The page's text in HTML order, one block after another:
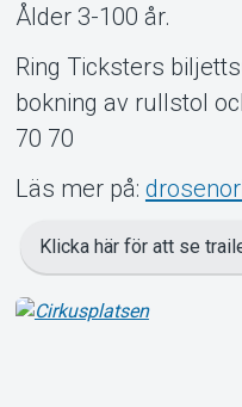
Ålder 3-100 år.
Ring Ticksters
bokning av rullstol
70 70
Läs mer på:
Klicka här för att se